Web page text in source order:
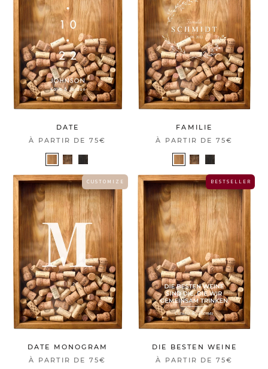
DATE
À PARTIR DE 75€
FAMILIE
À PARTIR DE 75€
C U S T O M I Z E
DATE MONOGRAM
À PARTIR DE 75€
B E S T S E L L E R
DIE BESTEN WEINE
À PARTIR DE 75€